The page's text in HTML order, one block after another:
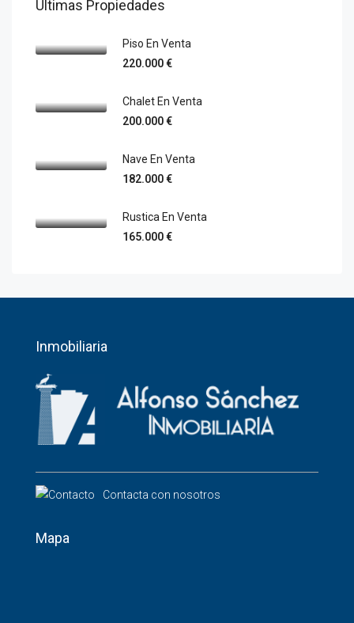
Últimas Propiedades
Piso En Venta
220.000 €
Chalet En Venta
200.000 €
Nave En Venta
182.000 €
Rustica En Venta
165.000 €
Inmobiliaria
Contacta con nosotros
Mapa